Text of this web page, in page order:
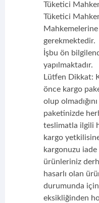
Tüketici
Tüketici
Mahkemelerine
gerekmektedir.
İşbu ön
yapılmaktadır.
Lütfen Dikkat:
önce kargo
olup
paketinizde
teslimatla ilgili
kargo
kargonuzu iade
ürünleriniz
hasarlı olan
durumunda
eksikliğinden